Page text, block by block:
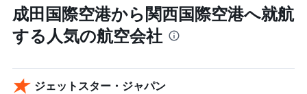
成田国際空港から関西国際空港へ就航
する人気の航空会社
ジェットスター・ジャパン